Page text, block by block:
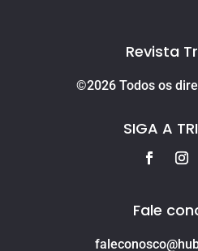
Revista
©2026 Todos os
SIGA A
Fale